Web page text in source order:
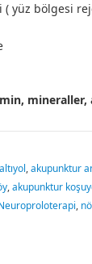
( yüz bölgesi
,akupunktur
,akupunktur
,